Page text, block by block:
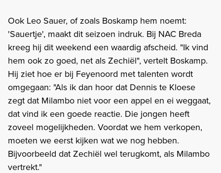
Ook Leo Sauer, of zoals Boskamp hem noemt:
'Sauertje', maakt dit seizoen indruk. Bij NAC Breda
kreeg hij dit weekend een waardig afscheid. "Ik vind
hem ook zo goed, net als Zechiël", vertelt Boskamp.
Hij ziet hoe er bij Feyenoord met talenten wordt
omgegaan: "Als ik dan hoor dat Dennis te Kloese
zegt dat Milambo niet voor een appel en ei weggaat,
dat vind ik een goede reactie. Die jongen heeft
zoveel mogelijkheden. Voordat we hem verkopen,
moeten we eerst kijken wat we nog hebben.
Bijvoorbeeld dat Zechiël wel terugkomt, als Milambo
vertrekt."